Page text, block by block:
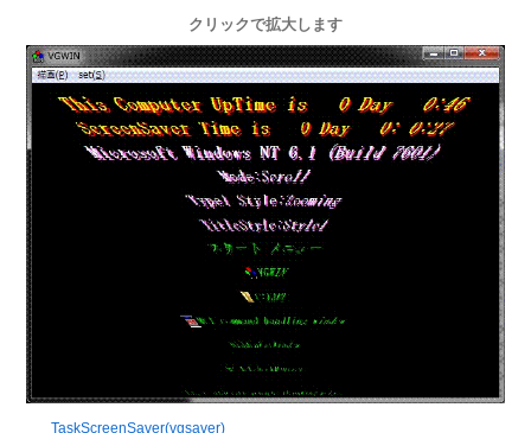
クリックで拡大します
TaskScreenSaver(vgsaver)